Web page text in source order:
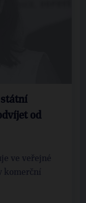
státní
od
ve veřejné
komerční